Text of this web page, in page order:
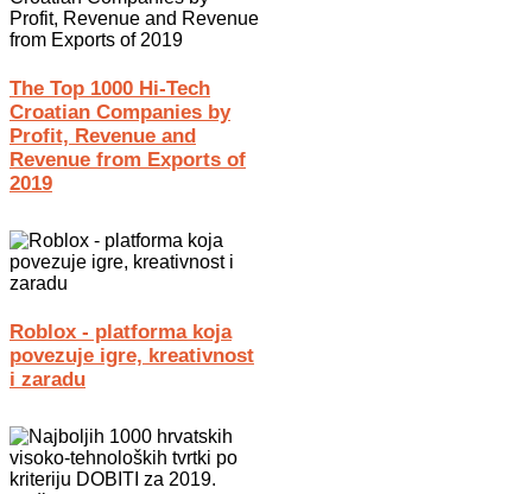
The Top 1000 Hi-Tech
Croatian Companies by
Profit, Revenue and
Revenue from Exports of
2019
Roblox - platforma koja
povezuje igre, kreativnost
i zaradu